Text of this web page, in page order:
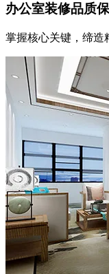
办公室装修品质
掌握核心关键，缔造